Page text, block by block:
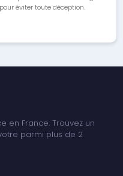
éviter toute déception.
en France. Trouvez un
parmi plus de 2